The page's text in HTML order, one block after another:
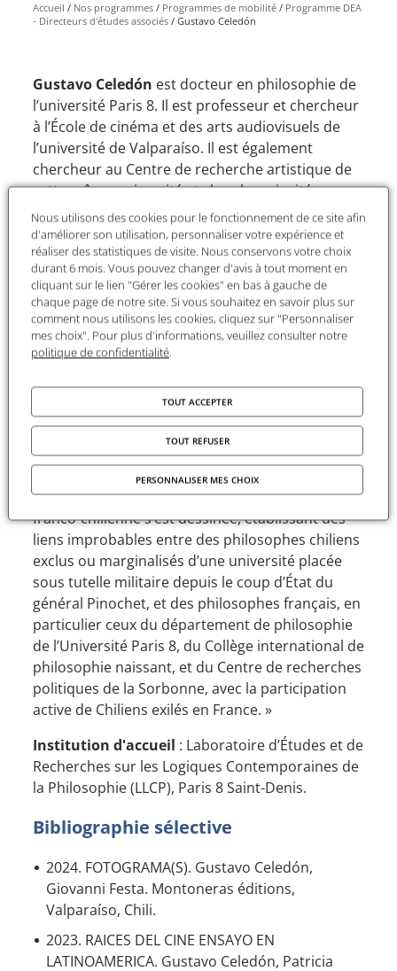
Accueil Nos programmes Programmes de mobilité
Programme DEA
- Directeurs d'études associés
Gustavo Celedón
Gustavo Celedón est docteur en philosophie de
l’université Paris 8. Il est professeur et chercheur
à l’École de cinéma et des arts audiovisuels de
l’université de Valparaíso. Il est également
chercheur au Centre de recherche artistique de
cette même université et chercheur invité au
Laboratoire d’études et de recherches sur les
logiques contemporaines de la philosophie de
l’université Paris 8.
Le projet
Titre: Traces des liens philosophiques entre la
France et l’Amérique latine (de 1985 à nos jours).
« Le projet vise à reconstituer la scène
philosophique franco-chilienne qui a émergé en
1985 et qui, depuis lors, a donné lieu à une
multitude d’échanges et d’initiatives théoriques
qui n’ont pas été systématisés. En effet, à partir
de 1985, une nouvelle scène philosophique
franco-chilienne s’est dessinée, établissant des
liens improbables entre des philosophes chiliens
exclus ou marginalisés d’une université placée
sous tutelle militaire depuis le coup d’État du
général Pinochet, et des philosophes français, en
particulier ceux du département de philosophie
de l’Université Paris 8, du Collège international de
philosophie naissant, et du Centre de recherches
politiques de la Sorbonne, avec la participation
active de Chiliens exilés en France. »
Institution d'accueil : Laboratoire d’Études et de
Recherches sur les Logiques Contemporaines de
la Philosophie (LLCP), Paris 8 Saint-Denis.
Bibliographie sélective
2024. FOTOGRAMA(S). Gustavo Celedón,
Giovanni Festa. Montoneras éditions,
Valparaíso, Chili.
2023. RAICES DEL CINE ENSAYO EN
LATINOAMERICA. Gustavo Celedón, Patricia
Nous utilisons des cookies pour le fonctionnement de ce site afin
d'améliorer son utilisation, personnaliser votre expérience et
réaliser des statistiques de visite. Nous conservons votre choix
durant 6 mois. Vous pouvez changer d'avis à tout moment en
cliquant sur le lien "Gérer les cookies" en bas à gauche de
chaque page de notre site. Si vous souhaitez en savoir plus sur
comment nous utilisons les cookies, cliquez sur "Personnaliser
mes choix". Pour plus d'informations, veuillez consulter notre
politique de confidentialité.
TOUT ACCEPTER
TOUT REFUSER
PERSONNALISER MES CHOIX